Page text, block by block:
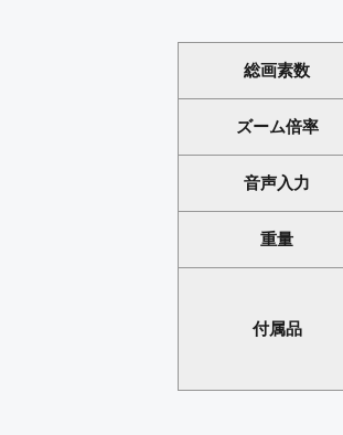
総画素数
ズーム倍率
音声入力
重量
付属品